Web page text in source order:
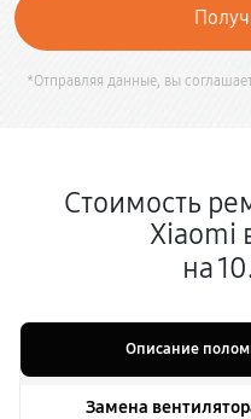
*Отправляя данные, вы
Стоимость
Xiaomi
на
Описание
Замена